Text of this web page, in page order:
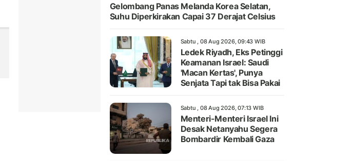
Gelombang Panas Melanda Korea Selatan,
Suhu Diperkirakan Capai 37 Derajat Celsius
Sabtu , 08 Aug 2026, 09:43 WIB
Ledek Riyadh, Eks Petinggi
Keamanan Israel: Saudi
'Macan Kertas', Punya
Senjata Tapi tak Bisa Pakai
Sabtu , 08 Aug 2026, 07:13 WIB
Menteri-Menteri Israel Ini
Desak Netanyahu Segera
Bombardir Kembali Gaza